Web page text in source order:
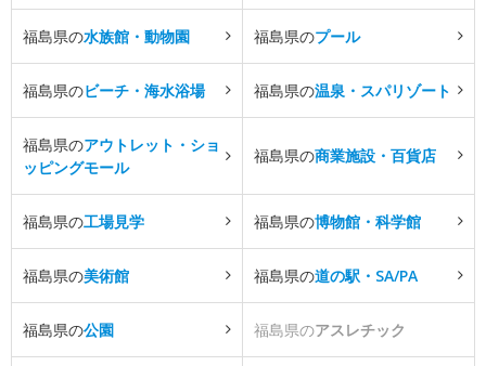
福島県の水族館・動物園 福島県のプール
福島県のビーチ・海水浴場 福島県の温泉・スパリゾート
福島県のアウトレット・ショ
ッピングモール
福島県の商業施設・百貨店
福島県の工場見学 福島県の博物館・科学館
福島県の美術館 福島県の道の駅・SA/PA
福島県の公園 福島県のアスレチック